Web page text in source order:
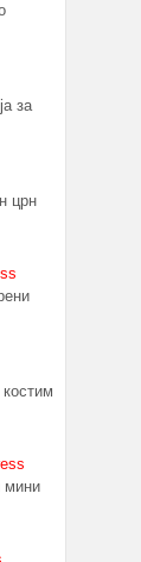
за
црн
мини